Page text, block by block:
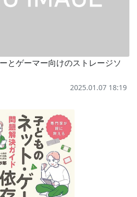
とゲーマー向けのストレージソ
2025.01.07 18:19